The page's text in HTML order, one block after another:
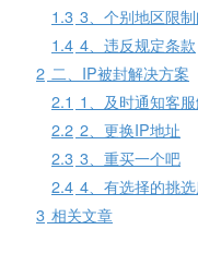
1.3 3、个别地区限
1.4 4、违反规定条款
2 二、IP被封解决方案
2.1 1、及时通知客
2.2 2、更换IP地址
2.3 3、重买一个吧
2.4 4、有选择的挑
3 相关文章